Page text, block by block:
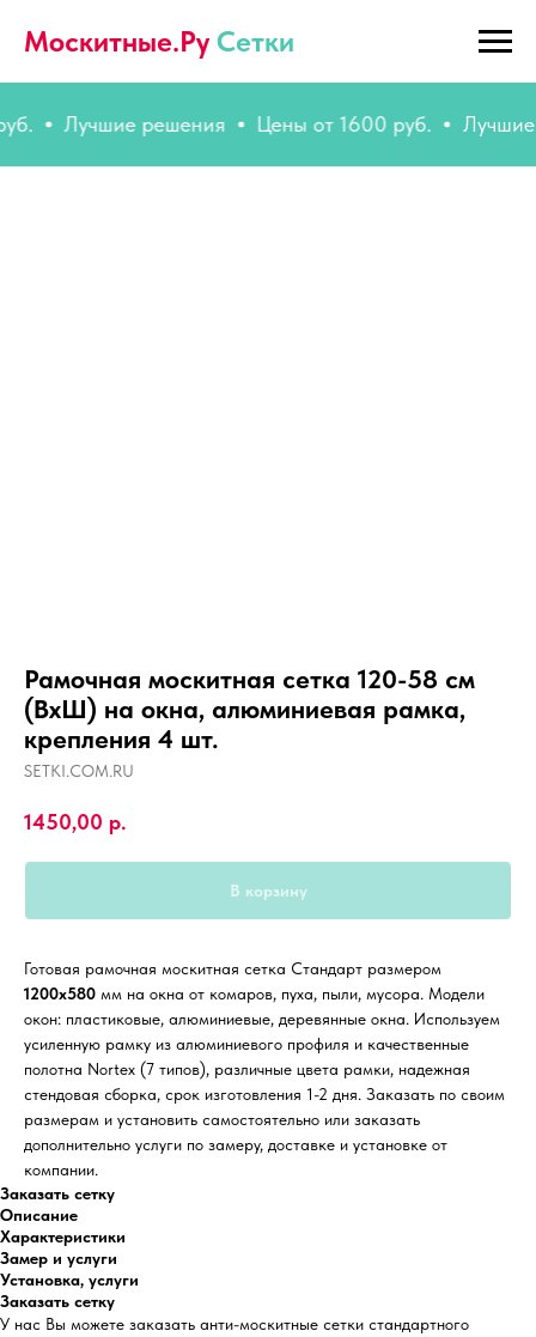
Москитные.Ру Сетки
Лучшие решения Цены от 1600 руб. Лучшие
Рамочная москитная сетка 120-58 см
(ВхШ) на окна, алюминиевая рамка,
крепления 4 шт.
SETKI.COM.RU
1450,00 р.
В корзину
Готовая рамочная москитная сетка Стандарт размером
1200х580 мм на окна от комаров, пуха, пыли, мусора. Модели
окон: пластиковые, алюминиевые, деревянные окна. Используем
усиленную рамку из алюминиевого профиля и качественные
полотна Nortex (7 типов), различные цвета рамки, надежная
стендовая сборка, срок изготовления 1-2 дня. Заказать по своим
размерам и установить самостоятельно или заказать
дополнительно услуги по замеру, доставке и установке от
компании.
Заказать сетку
Описание
Характеристики
Замер и услуги
Установка, услуги
Заказать сетку
У нас Вы можете заказать анти-москитные сетки стандартного